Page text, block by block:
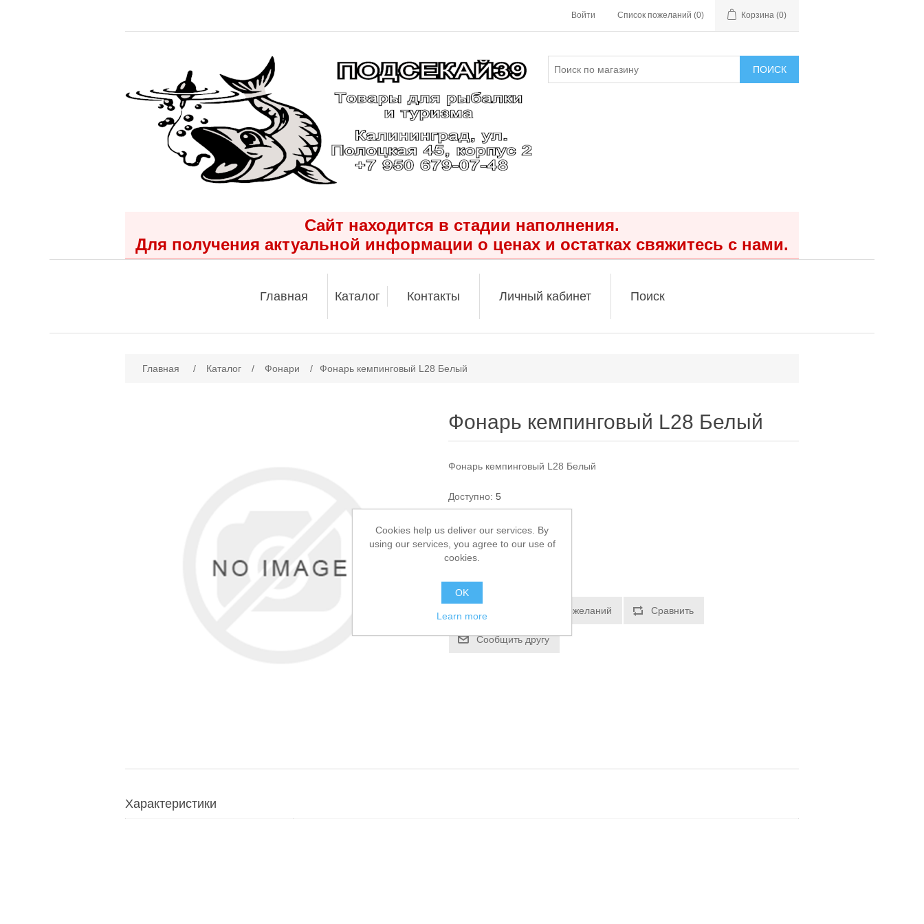
Войти Список пожеланий (0) Корзина (0)
ПОИСК
Сайт находится в стадии наполнения.
Для получения актуальной информации о ценах и остатках свяжитесь с нами.
Главная Каталог Контакты Личный кабинет Поиск
Главная / Каталог / Фонари / Фонарь кемпинговый L28 Белый
Фонарь кемпинговый L28 Белый
Фонарь кемпинговый L28 Белый
Доступно: 5
1 250,00 ₽
Добавить в список пожеланий Сравнить
Сообщить другу
Характеристики
Cookies help us deliver our services. By
using our services, you agree to our use of
cookies.
OK
Learn more